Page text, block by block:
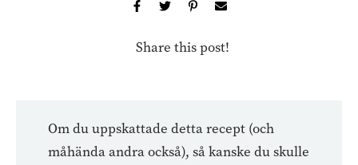
Share this post!
Om du uppskattade detta recept (och
måhända andra också), så kanske du skulle